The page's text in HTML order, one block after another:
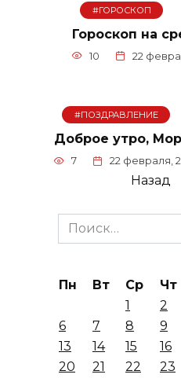
#ГОРОСКОП
Гороскоп на
10 22
#ПОЗДРАВЛЕНИЕ
Доброе утро,
7 22 февраля,
Назад
Search
for:
Пн Вт Ср Чт
1
2
6
7 8 9
13
14 15 16
20
21 22 23